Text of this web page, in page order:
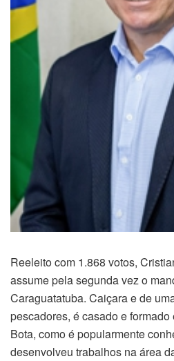
Reeleito com 1.868 votos,
assume pela segunda vez o
Caraguatatuba. Caiçara e de
pescadores, é casado e
Bota, como é popularmente
desenvolveu trabalhos na área